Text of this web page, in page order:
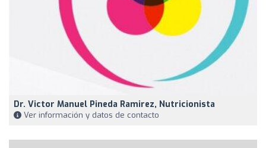
Dr. Victor Manuel Pineda Ramirez, Nutricionista
Ver información y datos de contacto